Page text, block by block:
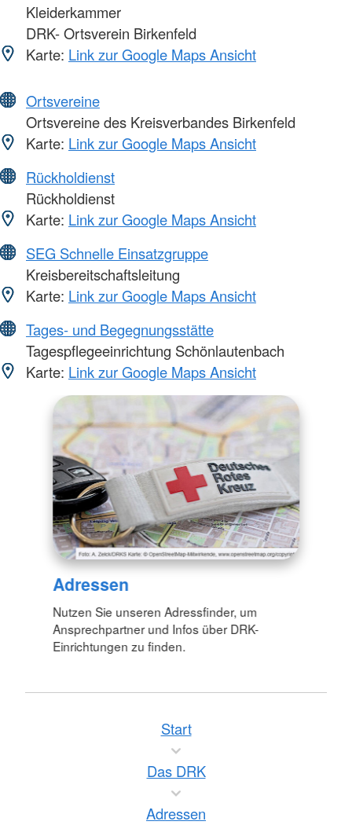
Kleiderkammer
DRK- Ortsverein Birkenfeld
Karte: Link zur Google Maps Ansicht
Ortsvereine
Ortsvereine des Kreisverbandes Birkenfeld
Karte: Link zur Google Maps Ansicht
Rückholdienst
Rückholdienst
Karte: Link zur Google Maps Ansicht
SEG Schnelle Einsatzgruppe
Kreisbereitschaftsleitung
Karte: Link zur Google Maps Ansicht
Tages- und Begegnungsstätte
Tagespflegeeinrichtung Schönlautenbach
Karte: Link zur Google Maps Ansicht
Adressen
Nutzen Sie unseren Adressfinder, um
Ansprechpartner und Infos über DRK-
Einrichtungen zu finden.
Start
Das DRK
Adressen